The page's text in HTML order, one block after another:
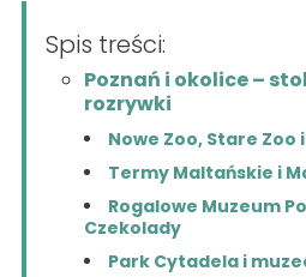
Spis treści:
Poznań i okolice –
rozrywki
Nowe Zoo, Stare
Termy Maltańskie i
Rogalowe Muzeum
Czekolady
Park Cytadela i